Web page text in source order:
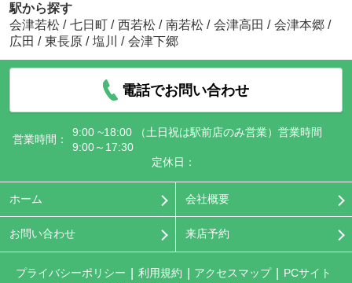
駅から探す
会津若松 / 七日町 / 西若松 / 南若松 / 会津高田 / 会津本郷 /
広田 / 東長原 / 塩川 / 会津下郷
電話でお問い合わせ
営業時間：
9:00 ~18:00 （土日祝は駅前店のみ営業）営業時間
9:00～17:30
定休日：
ホーム 会社概要
お問い合わせ 来店予約
プライバシーポリシー 利用規約 アクセスマップ
PCサイト